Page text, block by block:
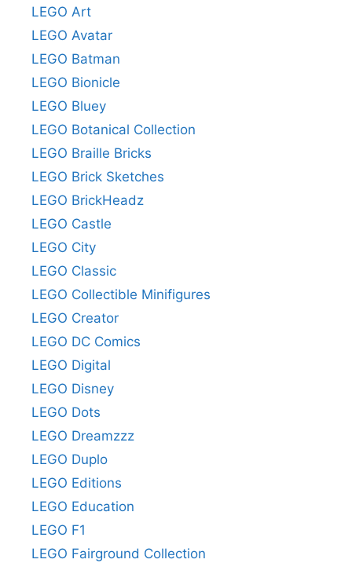
LEGO Art
LEGO Avatar
LEGO Batman
LEGO Bionicle
LEGO Bluey
LEGO Botanical Collection
LEGO Braille Bricks
LEGO Brick Sketches
LEGO BrickHeadz
LEGO Castle
LEGO City
LEGO Classic
LEGO Collectible Minifigures
LEGO Creator
LEGO DC Comics
LEGO Digital
LEGO Disney
LEGO Dots
LEGO Dreamzzz
LEGO Duplo
LEGO Editions
LEGO Education
LEGO F1
LEGO Fairground Collection